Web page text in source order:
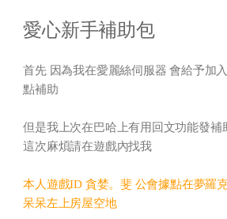
愛心新手補助包
首先 因為我在愛麗絲伺服器 會給予加
點補助
但是我上次在巴哈上有用回文功能發補
這次麻煩請在遊戲內找我
本人遊戲ID 貪婪。斐 公會據點在夢羅
呆呆左上房屋空地